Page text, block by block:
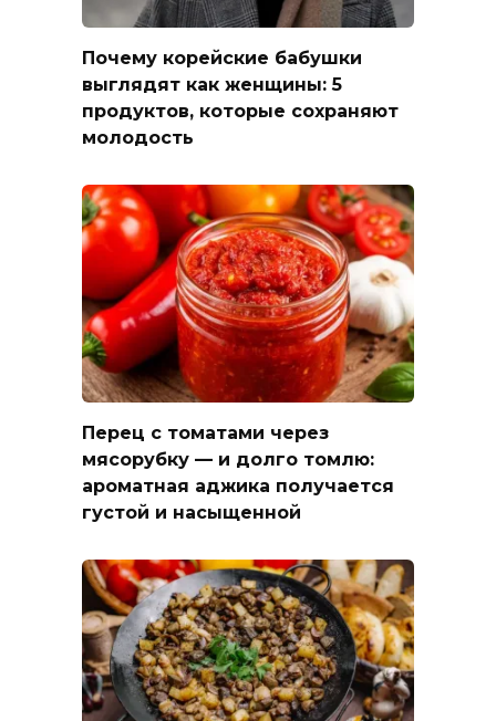
Почему корейские бабушки
выглядят как женщины: 5
продуктов, которые сохраняют
молодость
Перец с томатами через
мясорубку — и долго томлю:
ароматная аджика получается
густой и насыщенной